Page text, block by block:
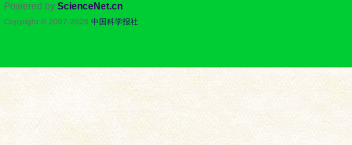
Powered by ScienceNet.cn
Copyright © 2007-2026 中国科学报社